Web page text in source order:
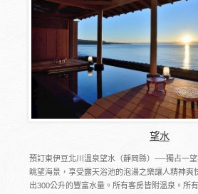
望水
預訂東伊豆北川溫泉望水（靜岡縣）──獨占一望
眺望海景，享受露天浴池的泡湯之樂讓人精神爽
出300公升的豐富水量。所有客房皆附溫泉。所